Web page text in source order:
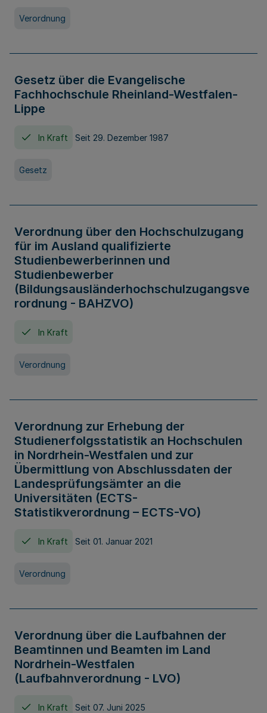
Verordnung
Gesetz über die Evangelische
Fachhochschule Rheinland-Westfalen-
Lippe
In Kraft Seit 29. Dezember 1987
Gesetz
Verordnung über den Hochschulzugang
für im Ausland qualifizierte
Studienbewerberinnen und
Studienbewerber
(Bildungsausländerhochschulzugangsve
rordnung - BAHZVO)
In Kraft
Verordnung
Verordnung zur Erhebung der
Studienerfolgsstatistik an Hochschulen
in Nordrhein-Westfalen und zur
Übermittlung von Abschlussdaten der
Landesprüfungsämter an die
Universitäten (ECTS-
Statistikverordnung – ECTS-VO)
In Kraft Seit 01. Januar 2021
Verordnung
Verordnung über die Laufbahnen der
Beamtinnen und Beamten im Land
Nordrhein-Westfalen
(Laufbahnverordnung - LVO)
In Kraft Seit 07. Juni 2025